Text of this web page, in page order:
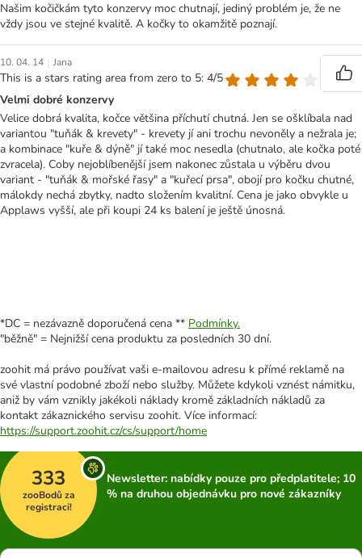
Našim kočičkám tyto konzervy moc chutnají, jediný problém je, že ne
vždy jsou ve stejné kvalitě. A kočky to okamžitě poznají.
10. 04. 14 | Jana
This is a stars rating area from zero to 5: 4/5
Velmi dobré konzervy
Velice dobrá kvalita, kočce většina příchutí chutná. Jen se ošklíbala nad
variantou "tuňák & krevety" - krevety jí ani trochu nevoněly a nežrala je;
a kombinace "kuře & dýně" jí také moc nesedla (chutnalo, ale kočka poté
zvracela). Coby nejoblíbenější jsem nakonec zůstala u výběru dvou
variant - "tuňák & mořské řasy" a "kuřecí prsa", obojí pro kočku chutné,
málokdy nechá zbytky, nadto složením kvalitní. Cena je jako obvykle u
Applaws vyšší, ale při koupi 24 ks balení je ještě únosná.
*DC = nezávazně doporučená cena ** Podmínky.
"běžně" = Nejnižší cena produktu za posledních 30 dní.
zoohit má právo používat vaši e-mailovou adresu k přímé reklamě na
své vlastní podobné zboží nebo služby. Můžete kdykoli vznést námitku,
aniž by vám vznikly jakékoli náklady kromě základních nákladů za
kontakt zákaznického servisu zoohit. Více informací:
https://support.zoohit.cz/cs/support/home
333
zooBodů za
registraci!
Newsletter: nabídky pouze pro předplatitele; 10
% na druhou objednávku pro nové zákazníky